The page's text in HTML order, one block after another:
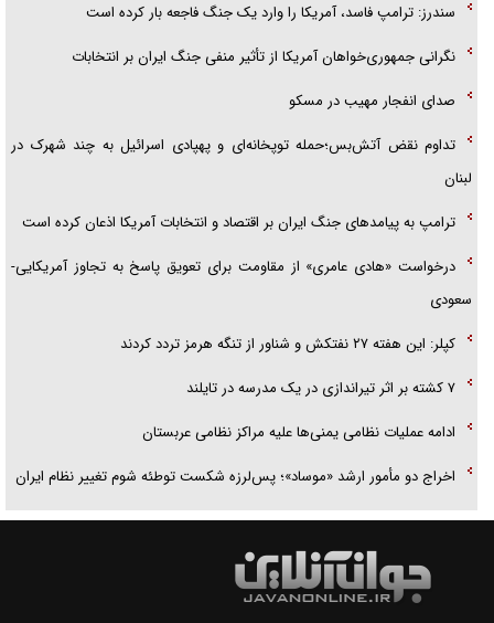
سندرز: ترامپ فاسد، آمریکا را وارد یک جنگ فاجعه بار کرده است
نگرانی جمهوری‌خواهان آمریکا از تأثیر منفی جنگ ایران بر انتخابات
صدای انفجار مهیب در مسکو
تداوم نقض آتش‌بس؛حمله توپخانه‌ای و پهپادی اسرائیل به چند شهرک در
لبنان
ترامپ به پیامدهای جنگ ایران بر اقتصاد و انتخابات آمریکا اذعان کرده است
درخواست «هادی عامری» از مقاومت برای تعویق پاسخ به تجاوز آمریکایی-
سعودی
کپلر: این هفته ۲۷ نفتکش و شناور از تنگه هرمز تردد کردند
۷ کشته بر اثر تیراندازی در یک مدرسه در تایلند
ادامه عملیات نظامی یمنی‌ها علیه مراکز نظامی عربستان
اخراج دو مأمور ارشد «موساد»؛ پس‌لرزه شکست توطئه شوم تغییر نظام ایران